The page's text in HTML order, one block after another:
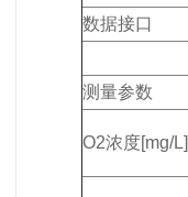
数据接口
测量参数
O2浓度[mg/L]